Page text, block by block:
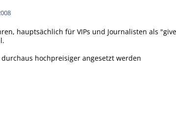
hauptsächlich für VIPs und Journalisten als
hochpreisiger angesetzt werden